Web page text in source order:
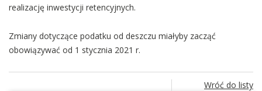
realizację inwestycji retencyjnych.
Zmiany dotyczące podatku od deszczu miałyby zacząć
obowiązywać od 1 stycznia 2021 r.
Wróć do listy